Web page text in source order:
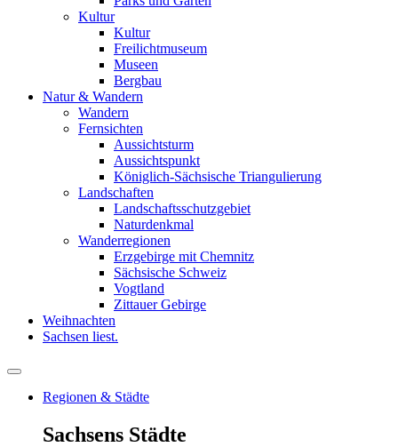
Kultur
Kultur
Freilichtmuseum
Museen
Bergbau
Natur & Wandern
Wandern
Fernsichten
Aussichtsturm
Aussichtspunkt
Königlich-Sächsische Triangulierung
Landschaften
Landschaftsschutzgebiet
Naturdenkmal
Wanderregionen
Erzgebirge mit Chemnitz
Sächsische Schweiz
Vogtland
Zittauer Gebirge
Weihnachten
Sachsen liest.
Regionen & Städte
Sachsens Städte